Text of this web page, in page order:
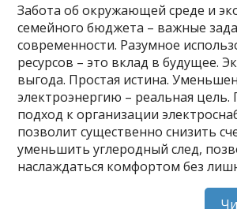
Забота об окружающей среде и
семейного бюджета – важные
современности. Разумное
ресурсов – это вклад в будущее.
выгода. Простая истина.
электроэнергию – реальная
подход к организации
позволит существенно снизить
уменьшить углеродный след,
наслаждаться комфортом без